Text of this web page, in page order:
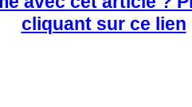
cliquant sur ce lien